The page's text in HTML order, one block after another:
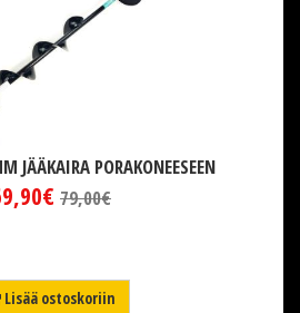
JÄÄKAIRA PORAKONEESEEN
79,00€
Lisää ostoskoriin